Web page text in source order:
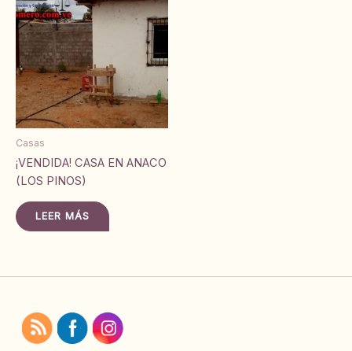
Casas
¡VENDIDA! CASA EN ANACO
(LOS PINOS)
LEER MÁS